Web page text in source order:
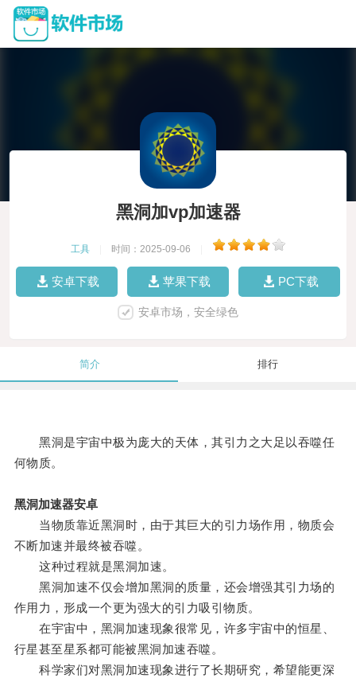
黑洞加vp加速器
工具 时间：2025-09-06
安卓下载 苹果下载 PC下载
安卓市场，安全绿色
简介 排行
黑洞是宇宙中极为庞大的天体，其引力之大足以吞噬任
何物质。
黑洞加速器安卓
当物质靠近黑洞时，由于其巨大的引力场作用，物质会
不断加速并最终被吞噬。
这种过程就是黑洞加速。
黑洞加速不仅会增加黑洞的质量，还会增强其引力场的
作用力，形成一个更为强大的引力吸引物质。
在宇宙中，黑洞加速现象很常见，许多宇宙中的恒星、
行星甚至星系都可能被黑洞加速吞噬。
科学家们对黑洞加速现象进行了长期研究，希望能更深